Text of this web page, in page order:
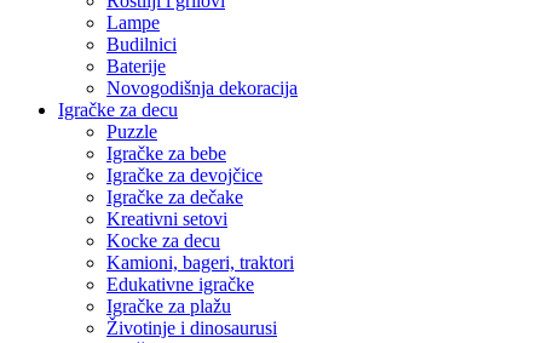
Lampe
Budilnici
Baterije
Novogodišnja dekoracija
Igračke za decu
Puzzle
Igračke za bebe
Igračke za devojčice
Igračke za dečake
Kreativni setovi
Kocke za decu
Kamioni, bageri, traktori
Edukativne igračke
Igračke za plažu
Životinje i dinosaurusi